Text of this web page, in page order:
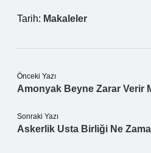
Tarih: Makaleler
Önceki Yazı
Amonyak Beyne Zarar Verir
Sonraki Yazı
Askerlik Usta Birliği Ne